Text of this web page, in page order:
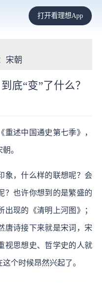
打开看理想App
宋朝
底“变”了什么？
述中国通史第七季》，
。
象，什么样的联想呢？会
？也许你想到的是繁盛的
现的《清明上河图》；
唐诗接下来就是宋词，宋
视思想史、哲学史的人就
个时候昂然兴起了。